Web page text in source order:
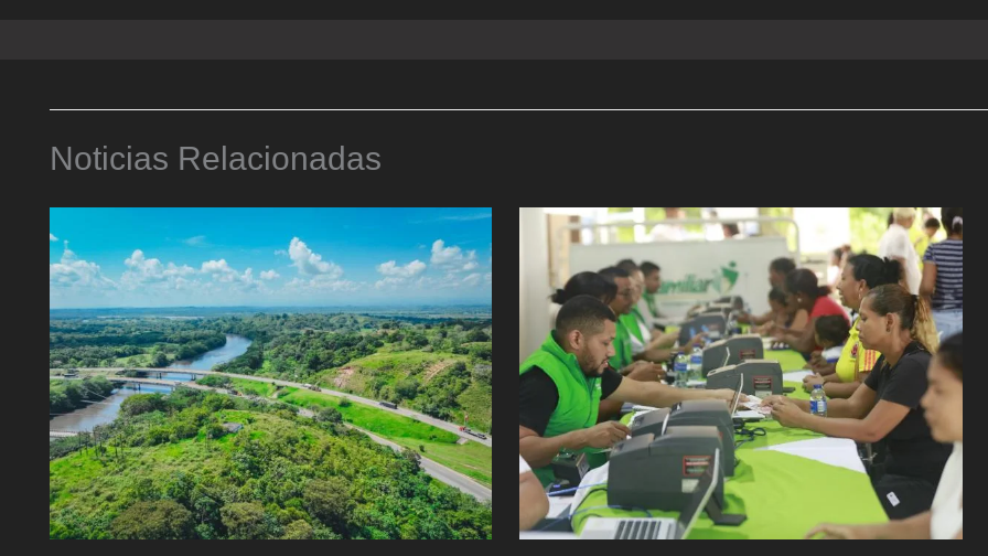
Noticias Relacionadas